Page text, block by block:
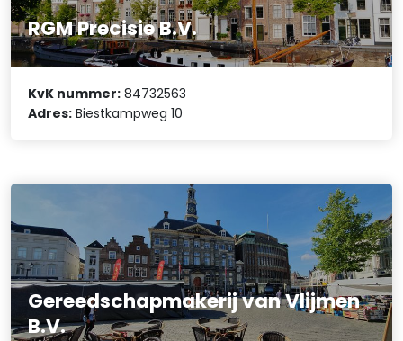
RGM Precisie B.V.
KvK nummer: 84732563
Adres: Biestkampweg 10
Gereedschapmakerij van Vlijmen
B.V.